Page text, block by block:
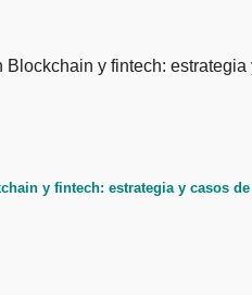
y fintech: estrategia y casos de